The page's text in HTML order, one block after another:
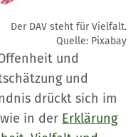
Der DAV steht für Vielfalt.
Quelle: Pixabay
und
und
drückt sich im
in der Erklärung